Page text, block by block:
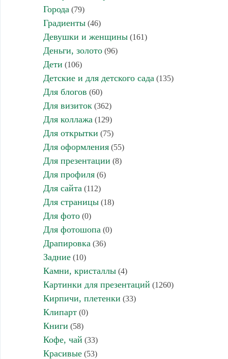
Города (79)
Градиенты(46)
Девушки и женщины(161)
Деньги, золото(96)
Дети (106)
Детские и для детского сада (135)
Для блогов (60)
Для визиток(362)
Для коллажа (129)
Для открытки (75)
Для оформления(55)
Для презентации (8)
Для профиля(6)
Для сайта (112)
Для страницы(18)
Для фото(0)
Для фотошопа (0)
Драпировка (36)
Задние(10)
Камни, кристаллы(4)
Картинки для презентаций (1260)
Кирпичи, плетенки (33)
Клипарт(0)
Книги (58)
Кофе, чай (33)
Красивые(53)